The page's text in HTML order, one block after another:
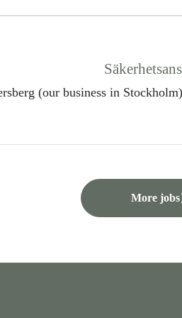
(our business in Stockholm)
More jobs